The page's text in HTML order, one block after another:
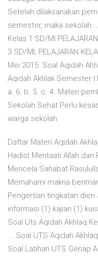
Setelah dilaksanakan
semester, maka sekolah
Kelas 1 SD/MI
3 SD/MI; PELAJARAN
Mei 2015. Soal Aqidah
Aqidah Akhlak Semester I
a. 6. b. 5. c. 4. Materi
Sekolah Sehat Perlu
warga sekolah
Daftar Materi Aqidah
Hadist Mentaati Allah dan
Mencela Sahabat
Memahami makna
Pengertian tingkatan dien
informasi (1) kajian (1)
Soal Uts Aqidah Akhlaq
... Soal UTS Aqidah
Soal Latihan UTS Genap